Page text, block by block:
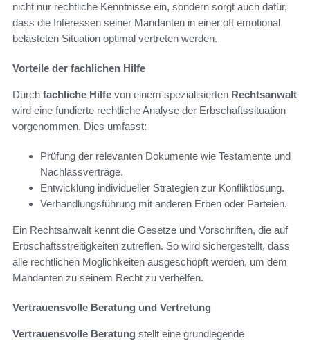
nicht nur rechtliche Kenntnisse ein, sondern sorgt auch dafür,
dass die Interessen seiner Mandanten in einer oft emotional
belasteten Situation optimal vertreten werden.
Vorteile der fachlichen Hilfe
Durch fachliche Hilfe von einem spezialisierten Rechtsanwalt
wird eine fundierte rechtliche Analyse der Erbschaftssituation
vorgenommen. Dies umfasst:
Prüfung der relevanten Dokumente wie Testamente und
Nachlassverträge.
Entwicklung individueller Strategien zur Konfliktlösung.
Verhandlungsführung mit anderen Erben oder Parteien.
Ein Rechtsanwalt kennt die Gesetze und Vorschriften, die auf
Erbschaftsstreitigkeiten zutreffen. So wird sichergestellt, dass
alle rechtlichen Möglichkeiten ausgeschöpft werden, um dem
Mandanten zu seinem Recht zu verhelfen.
Vertrauensvolle Beratung und Vertretung
Vertrauensvolle Beratung stellt eine grundlegende